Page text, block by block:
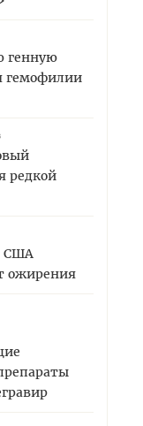
генную
гемофилии
редкой
США
ожирения